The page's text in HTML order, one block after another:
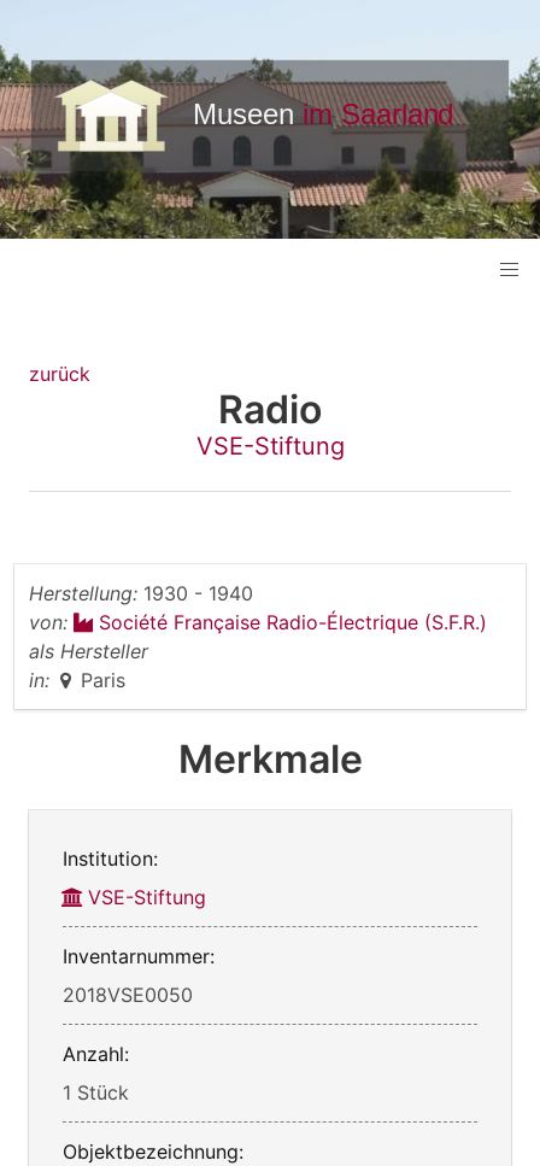
zurück
Radio
VSE-Stiftung
Herstellung: 1930 - 1940
von:
Société Française Radio-Électrique (S.F.R.)
als Hersteller
in:
Paris
Merkmale
Institution:
VSE-Stiftung
Inventarnummer:
2018VSE0050
Anzahl:
1 Stück
Objektbezeichnung: